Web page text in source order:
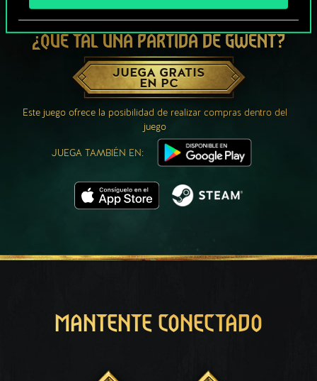
¿QUÉ TAL UNA PARTIDA DE GWENT?
JUEGA GRATIS
EN PC
Este juego ofrece la posibilidad de realizar compras dentro del
juego
JUEGA TAMBIÉN EN:
MANTENTE CONECTADO